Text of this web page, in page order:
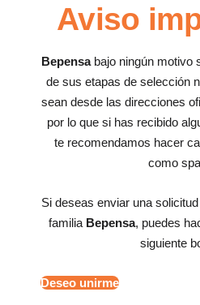
Aviso
Bepensabajo ningún motivo
de sus etapas de selección
sean desde las direcciones
por lo que si has recibido
te recomendamos hacer
como
Si deseas enviar una
familia Bepensa, puedes
siguiente
Deseo unirme